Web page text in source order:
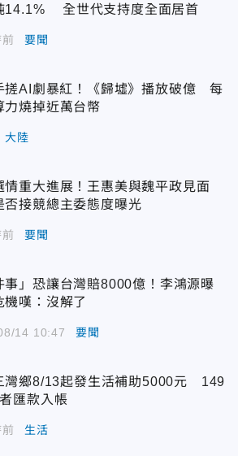
14.1% 全世代支持度全面居首
要聞
搓AI劇暴紅！《歸墟》播放破億 每
力燒掉近萬台幣
大陸
情重大進展！王惠美與魏平政見面
接競總主委態度曝光
要聞
事」恐讓台灣賠8000億！李鴻源曝
機嘆：沒解了
14 10:47 要聞
灣鄉8/13起發生活補助5000元 149
匯款入帳
生活